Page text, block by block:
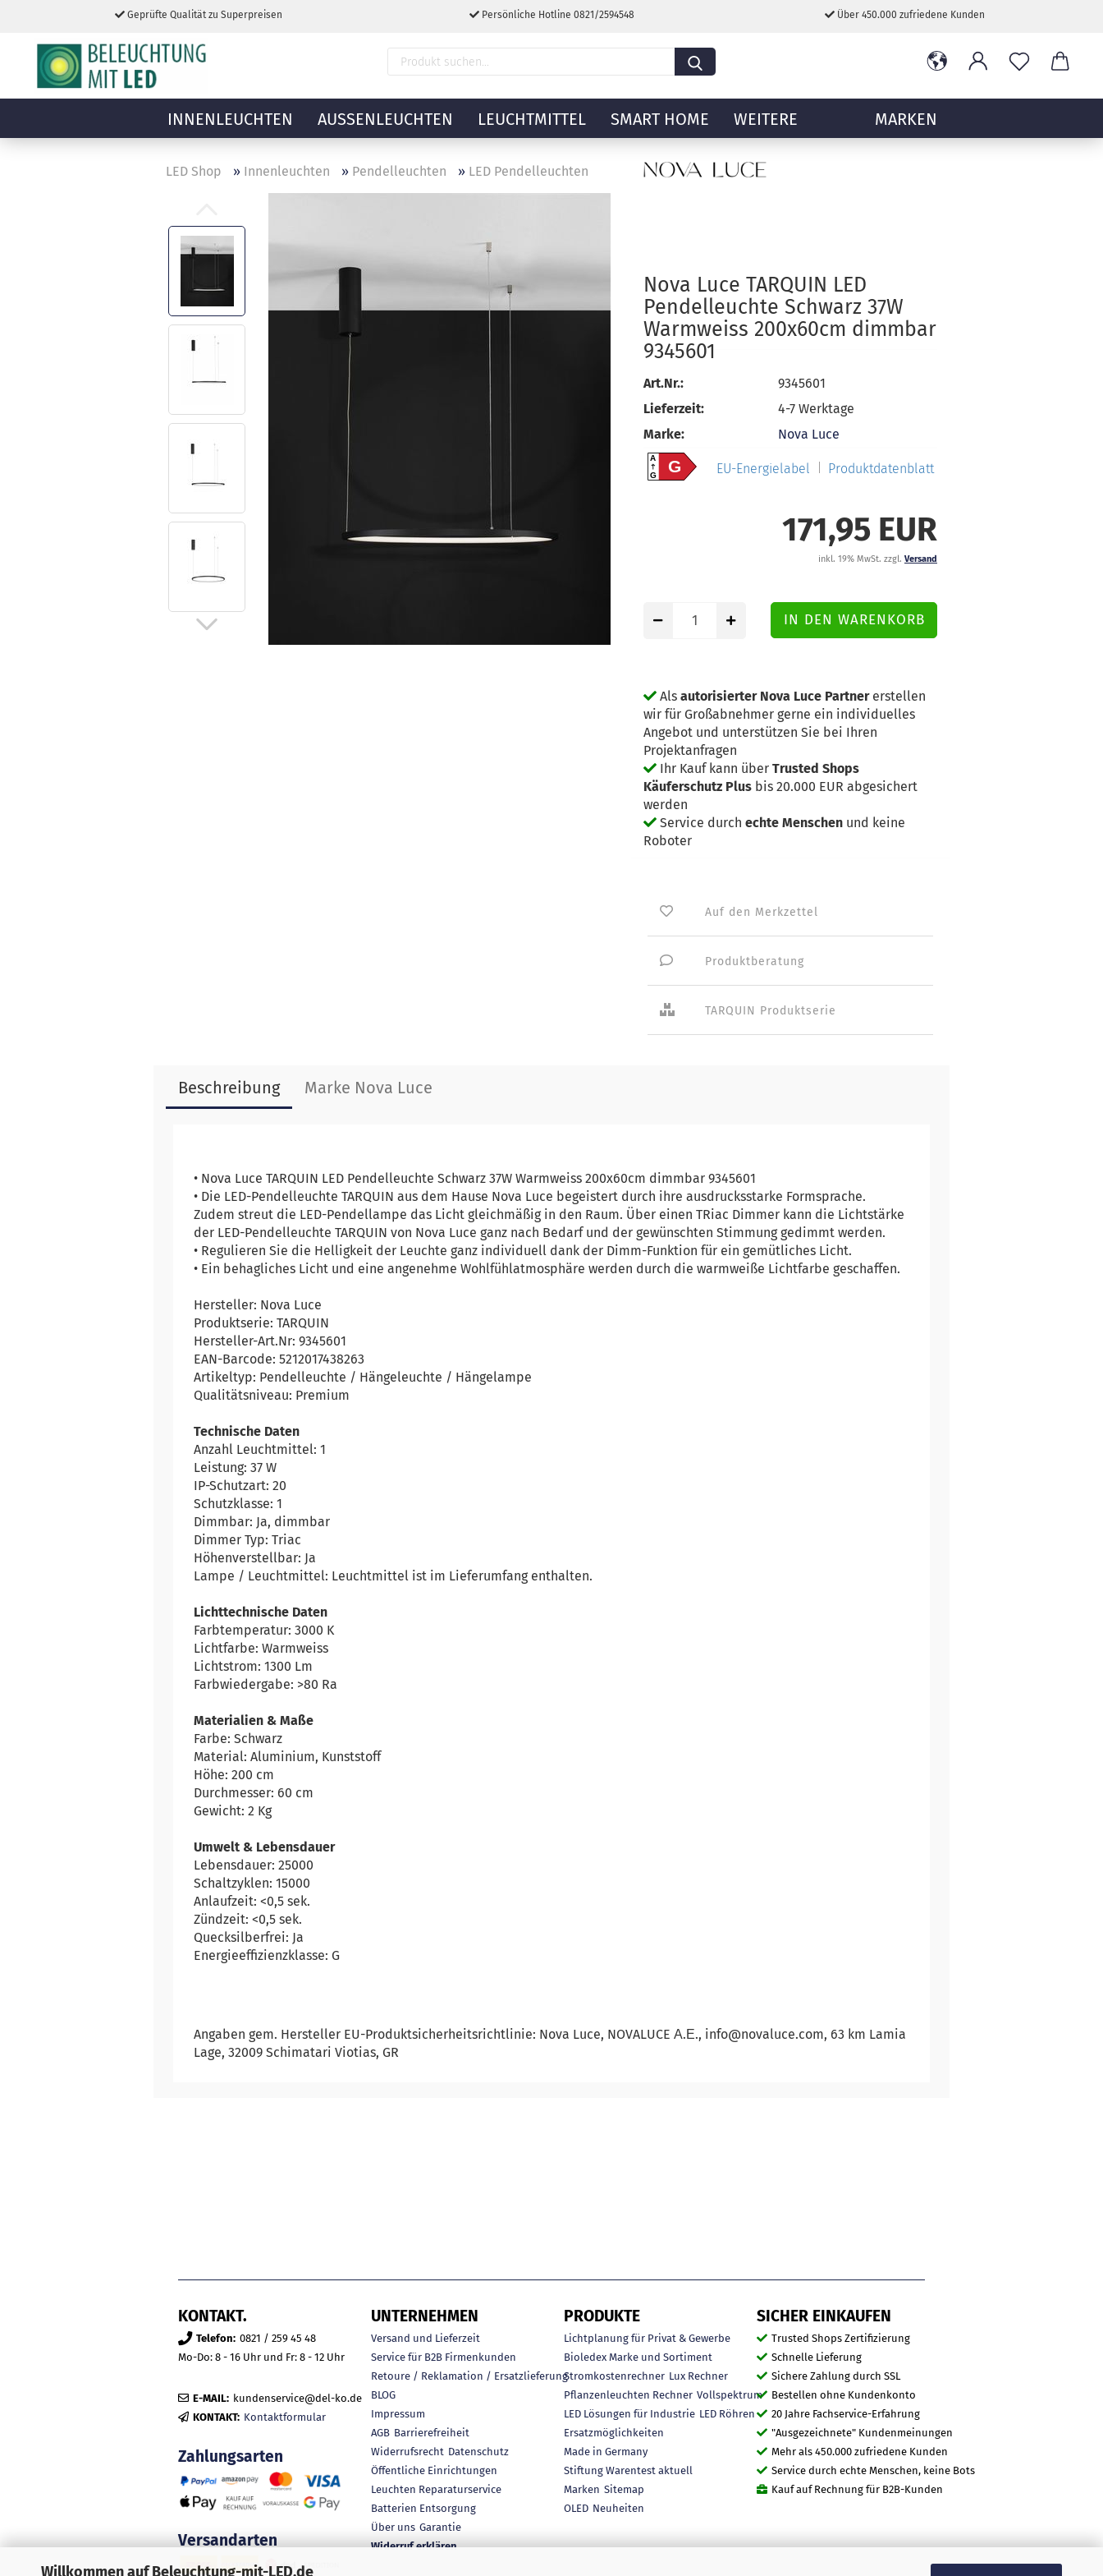
Willkommen auf Beleuchtung-mit-LED.de
Geprüfte Qualität zu Superpreisen Persönliche Hotline 0821/2594548 Über 450.000 zufriedene Kunden
INNENLEUCHTEN AUSSENLEUCHTEN LEUCHTMITTEL SMART HOME MARKEN
WEITERE
LED Shop » Innenleuchten » Pendelleuchten » LED Pendelleuchten
Nova Luce TARQUIN LED
Pendelleuchte Schwarz 37W
Warmweiss 200x60cm dimmbar
9345601
Art.Nr.:
9345601
Lieferzeit:
4-7 Werktage
Marke:
Nova Luce
A
GG EU-Energielabel Produktdatenblatt
171,95 EUR
inkl. 19% MwSt. zzgl. Versand
Als autorisierter Nova Luce Partnererstellen
wir für Großabnehmer gerne ein individuelles
Angebot und unterstützen Sie bei Ihren
Projektanfragen
Ihr Kauf kann über Trusted Shops
Käuferschutz Plus bis 20.000 EUR abgesichert
werden
Service durch echte Menschen und keine
Roboter
Auf den Merkzettel
Produktberatung
TARQUIN Produktserie
Beschreibung Marke Nova Luce
• Nova Luce TARQUIN LED Pendelleuchte Schwarz 37W Warmweiss 200x60cm dimmbar 9345601
• Die LED-Pendelleuchte TARQUIN aus dem Hause Nova Luce begeistert durch ihre ausdrucksstarke Formsprache.
Zudem streut die LED-Pendellampe das Licht gleichmäßig in den Raum. Über einen TRiac Dimmer kann die Lichtstärke
der LED-Pendelleuchte TARQUIN von Nova Luce ganz nach Bedarf und der gewünschten Stimmung gedimmt werden.
• Regulieren Sie die Helligkeit der Leuchte ganz individuell dank der Dimm-Funktion für ein gemütliches Licht.
• Ein behagliches Licht und eine angenehme Wohlfühlatmosphäre werden durch die warmweiße Lichtfarbe geschaffen.
Hersteller: Nova Luce
Produktserie: TARQUIN
Hersteller-Art.Nr: 9345601
EAN-Barcode: 5212017438263
Artikeltyp: Pendelleuchte / Hängeleuchte / Hängelampe
Qualitätsniveau: Premium
Technische Daten
Anzahl Leuchtmittel: 1
Leistung: 37 W
IP-Schutzart: 20
Schutzklasse: 1
Dimmbar: Ja, dimmbar
Dimmer Typ: Triac
Höhenverstellbar: Ja
Lampe / Leuchtmittel: Leuchtmittel ist im Lieferumfang enthalten.
Lichttechnische Daten
Farbtemperatur: 3000 K
Lichtfarbe: Warmweiss
Lichtstrom: 1300 Lm
Farbwiedergabe: >80 Ra
Materialien & Maße
Farbe: Schwarz
Material: Aluminium, Kunststoff
Höhe: 200 cm
Durchmesser: 60 cm
Gewicht: 2 Kg
Umwelt & Lebensdauer
Lebensdauer: 25000
Schaltzyklen: 15000
Anlaufzeit: <0,5 sek.
Zündzeit: <0,5 sek.
Quecksilberfrei: Ja
Energieeffizienzklasse: G
Angaben gem. Hersteller EU-Produktsicherheitsrichtlinie: Nova Luce, NOVALUCE Α.Ε., info@novaluce.com, 63 km Lamia
Lage, 32009 Schimatari Viotias, GR
KONTAKT.
Telefon: 0821 / 259 45 48
Mo-Do: 8 - 16 Uhr und Fr: 8 - 12 Uhr
E-MAIL: kundenservice@del-ko.de
KONTAKT: Kontaktformular
Zahlungsarten
Versandarten
UNTERNEHMEN
Versand und Lieferzeit
Service für B2B Firmenkunden
Retoure / Reklamation / Ersatzlieferung
BLOG
Impressum
AGB Barrierefreiheit
Widerrufsrecht Datenschutz
Öffentliche Einrichtungen
Leuchten Reparaturservice
Batterien Entsorgung
Über uns Garantie
Widerruf erklären
PRODUKTE
Lichtplanung für Privat & Gewerbe
Bioledex Marke und Sortiment
Stromkostenrechner Lux Rechner
Pflanzenleuchten Rechner Vollspektrum
LED Lösungen für Industrie LED Röhren
Ersatzmöglichkeiten
Made in Germany
Stiftung Warentest aktuell
Marken Sitemap
OLED Neuheiten
SICHER EINKAUFEN
Trusted Shops Zertifizierung
Schnelle Lieferung
Sichere Zahlung durch SSL
Bestellen ohne Kundenkonto
20 Jahre Fachservice-Erfahrung
"Ausgezeichnete" Kundenmeinungen
Mehr als 450.000 zufriedene Kunden
Service durch echte Menschen, keine Bots
Kauf auf Rechnung für B2B-Kunden